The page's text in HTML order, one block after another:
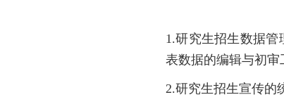
1.研究生招生数据
表数据的编辑与初审
2.研究生招生宣传的